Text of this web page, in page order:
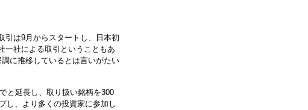
引は9月からスタートし、日本初
一社による取引ということもあ
に推移しているとは言いがたい
と延長し、取り扱い銘柄を300
し、より多くの投資家に参加し